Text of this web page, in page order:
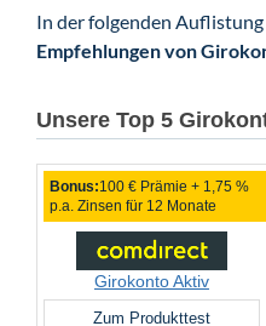
In der folgenden Auflistung
Empfehlungen von
Unsere Top 5
Girokonto Aktiv
Bonus:100 € Prämie + 1,75 %
p.a. Zinsen für 12 Monate
Zum Produkttest